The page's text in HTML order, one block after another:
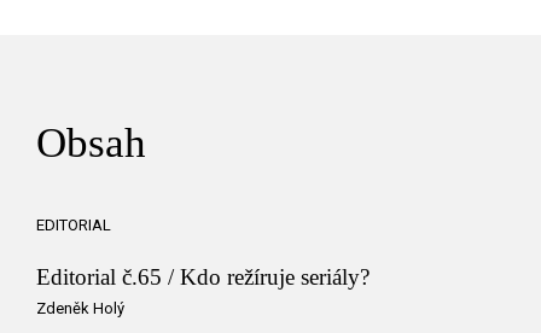
Obsah
EDITORIAL
Editorial č.65 / Kdo režíruje seriály?
Zdeněk Holý